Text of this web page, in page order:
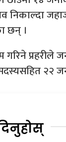
छन् ।
गरिने
२२